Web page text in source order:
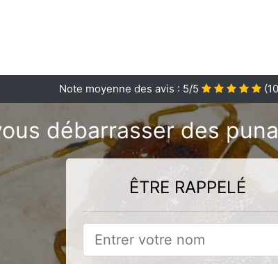
Note moyenne des avis : 5/5 (
débarrasser des
ÊTRE RAPPELÉ